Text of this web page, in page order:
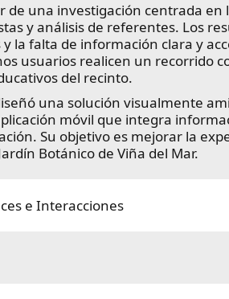
de una investigación centrada
y análisis de referentes. Los
la falta de información clara y
usuarios realicen un recorrido
del recinto.
una solución visualmente
móvil que integra
Su objetivo es mejorar la
Botánico de Viña del Mar.
e Interacciones